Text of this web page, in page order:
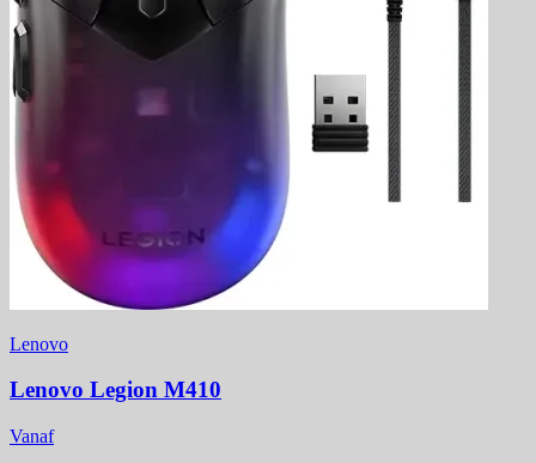
Lenovo
Lenovo Legion M410
Vanaf